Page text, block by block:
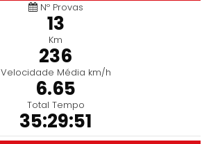
Nº Provas
13
Km
236
Velocidade Média km/h
6.65
Total Tempo
35:29:51